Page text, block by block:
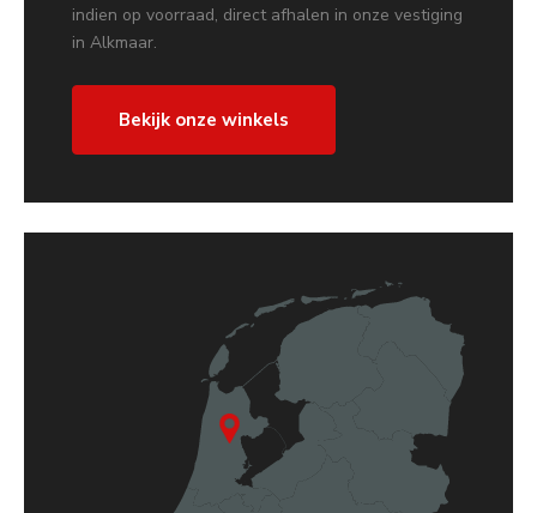
indien op voorraad, direct afhalen in onze vestiging
in Alkmaar.
Bekijk onze winkels